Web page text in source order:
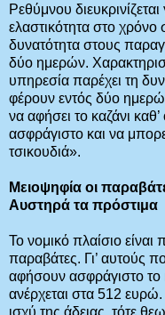
Ρεθύμνου
ελαστικότητα στο χρόνο
δυνατότητα στους
δύο ημερών.
υπηρεσία παρέχει τη
φέρουν εντός δύο
να αφήσει το καζάνι
ασφράγιστο και να
τσικουδιά».
Μειοψηφία οι
Αυστηρά τα πρόστιμα
Το νομικό πλαίσιο
παραβάτες. Γι’ αυτούς
αφήσουν ασφράγιστο το
ανέρχεται στα 512 ευρώ.
ισχύ της άδειας, τότε